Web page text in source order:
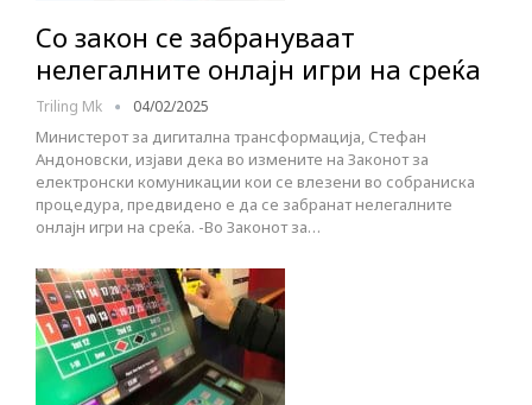
Со закон сe забрануваат
нелегалните онлајн игри на среќа
Triling Mk 04/02/2025
Министерот за дигитална трансформација, Стефан
Андоновски, изјави дека во измените на Законот за
електронски комуникации кои се влезени во собраниска
процедура, предвидено е да се забранат нелегалните
онлајн игри на среќа. -Во Законот за…